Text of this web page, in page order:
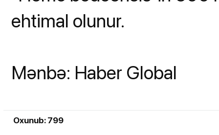
ehtimal olunur.
Mənbə: Haber Global
Oxunub: 799